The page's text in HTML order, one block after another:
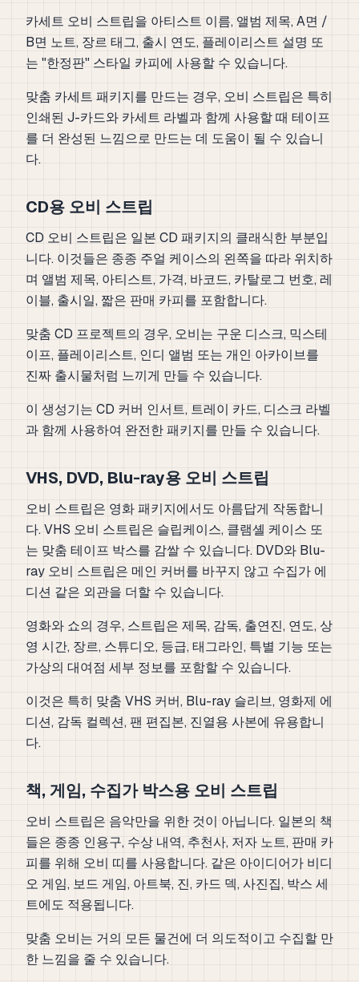
카세트 오비 스트립을 아티스트 이름, 앨범 제목, A면 /
B면 노트, 장르 태그, 출시 연도, 플레이리스트 설명 또
는 "한정판" 스타일 카피에 사용할 수 있습니다.
맞춤 카세트 패키지를 만드는 경우, 오비 스트립은 특히
인쇄된 J-카드와 카세트 라벨과 함께 사용할 때 테이프
를 더 완성된 느낌으로 만드는 데 도움이 될 수 있습니
다.
CD용 오비 스트립
CD 오비 스트립은 일본 CD 패키지의 클래식한 부분입
니다. 이것들은 종종 주얼 케이스의 왼쪽을 따라 위치하
며 앨범 제목, 아티스트, 가격, 바코드, 카탈로그 번호, 레
이블, 출시일, 짧은 판매 카피를 포함합니다.
맞춤 CD 프로젝트의 경우, 오비는 구운 디스크, 믹스테
이프, 플레이리스트, 인디 앨범 또는 개인 아카이브를
진짜 출시물처럼 느끼게 만들 수 있습니다.
이 생성기는 CD 커버 인서트, 트레이 카드, 디스크 라벨
과 함께 사용하여 완전한 패키지를 만들 수 있습니다.
VHS, DVD, Blu-ray용 오비 스트립
오비 스트립은 영화 패키지에서도 아름답게 작동합니
다. VHS 오비 스트립은 슬립케이스, 클램셸 케이스 또
는 맞춤 테이프 박스를 감쌀 수 있습니다. DVD와 Blu-
ray 오비 스트립은 메인 커버를 바꾸지 않고 수집가 에
디션 같은 외관을 더할 수 있습니다.
영화와 쇼의 경우, 스트립은 제목, 감독, 출연진, 연도, 상
영 시간, 장르, 스튜디오, 등급, 태그라인, 특별 기능 또는
가상의 대여점 세부 정보를 포함할 수 있습니다.
이것은 특히 맞춤 VHS 커버, Blu-ray 슬리브, 영화제 에
디션, 감독 컬렉션, 팬 편집본, 진열용 사본에 유용합니
다.
책, 게임, 수집가 박스용 오비 스트립
오비 스트립은 음악만을 위한 것이 아닙니다. 일본의 책
들은 종종 인용구, 수상 내역, 추천사, 저자 노트, 판매 카
피를 위해 오비 띠를 사용합니다. 같은 아이디어가 비디
오 게임, 보드 게임, 아트북, 진, 카드 덱, 사진집, 박스 세
트에도 적용됩니다.
맞춤 오비는 거의 모든 물건에 더 의도적이고 수집할 만
한 느낌을 줄 수 있습니다.